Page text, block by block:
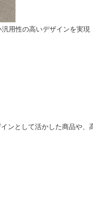
用性の高いデザインを実現
ンとして活かした商品や、